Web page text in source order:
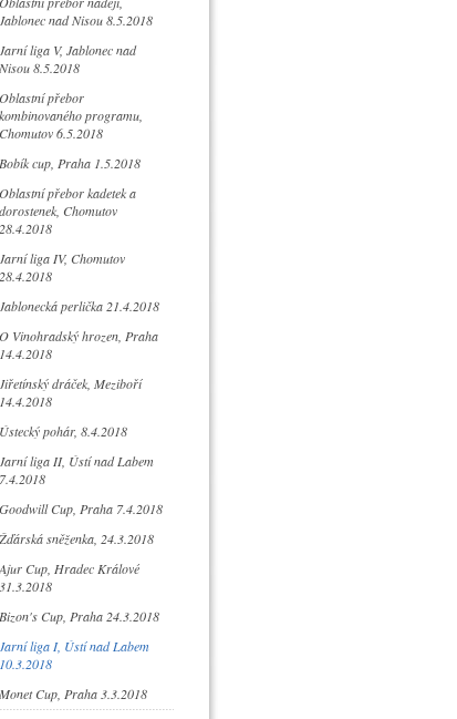
Jablonec nad Nisou 8.5.2018
Jarní liga V, Jablonec nad
Nisou 8.5.2018
Oblastní přebor
kombinovaného programu,
Chomutov 6.5.2018
Bobík cup, Praha 1.5.2018
Oblastní přebor kadetek a
dorostenek, Chomutov
28.4.2018
Jarní liga IV, Chomutov
28.4.2018
Jablonecká perlička 21.4.2018
O Vinohradský hrozen, Praha
14.4.2018
Jiřetínský dráček, Meziboří
14.4.2018
Ústecký pohár, 8.4.2018
Jarní liga II, Ústí nad Labem
7.4.2018
Goodwill Cup, Praha 7.4.2018
Žďárská sněženka, 24.3.2018
Ajur Cup, Hradec Králové
31.3.2018
Bizon's Cup, Praha 24.3.2018
Jarní liga I, Ústí nad Labem
10.3.2018
Monet Cup, Praha 3.3.2018